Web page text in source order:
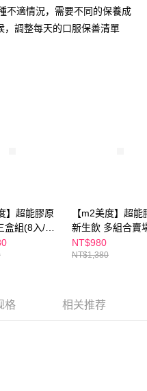
加收年利率 16% 的逾期滯納金。
或監護人之同意方可使用
將上開所示之個人資料，連同必
蒐集處理利用您的個人資
查看运费
查看运费
不適情況，需要不同的保養成
，調整每天的口服保善清單
】超能膠原
組(8入/盒.
-膠原蛋白)
【m2美度】超能
新生飲 多組合賣
入/盒.孫藝珍代言
蛋白)
NT$980
NT$1,380
格 相关推荐